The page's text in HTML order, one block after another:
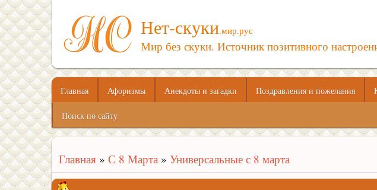
Нет-скуки.мир.рус
Мир без скуки. Источник позитивного
Главная Афоризмы Анекдоты и загадки Поздравления и пожелания
Поиск по сайту
Главная » С 8 Марта » Универсальные с 8 марта